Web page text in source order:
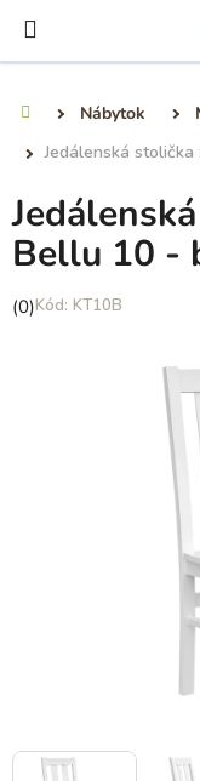
obsah
Nábytok
Jedálenská
Bellu 10 -
Priemerné
(0) KT10B